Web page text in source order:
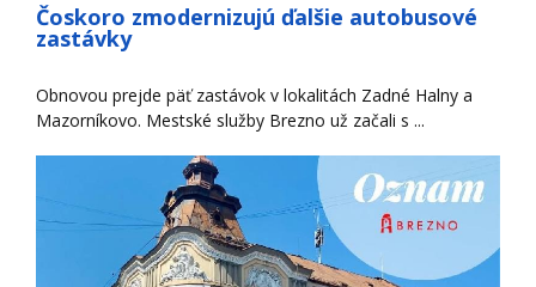
Čoskoro zmodernizujú ďalšie autobusové
zastávky
Obnovou prejde päť zastávok v lokalitách Zadné Halny a
Mazorníkovo. Mestské služby Brezno už začali s ...